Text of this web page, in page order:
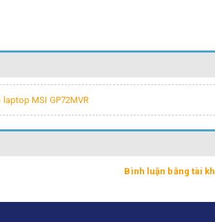
laptop MSI GP72MVR
Bình luận bằng tài